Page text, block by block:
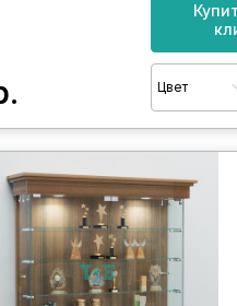
Цвет